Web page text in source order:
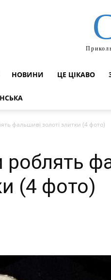
НОВИНИ ЦЕ ЦІКАВО
фальшиві золоті злитки (4 фото)
роблять
(4 фото)